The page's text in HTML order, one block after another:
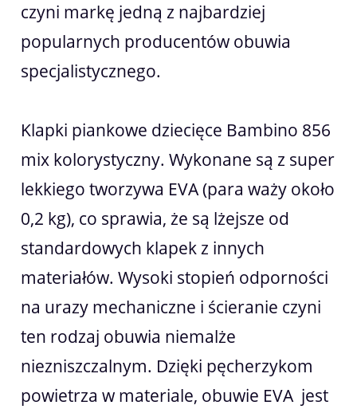
czyni markę jedną z najbardziej
popularnych producentów obuwia
specjalistycznego.
Klapki piankowe dziecięce Bambino 856
mix kolorystyczny. Wykonane są z super
lekkiego tworzywa EVA (para waży około
0,2 kg), co sprawia, że są lżejsze od
standardowych klapek z innych
materiałów. Wysoki stopień odporności
na urazy mechaniczne i ścieranie czyni
ten rodzaj obuwia niemalże
niezniszczalnym. Dzięki pęcherzykom
powietrza w materiale, obuwie EVA jest